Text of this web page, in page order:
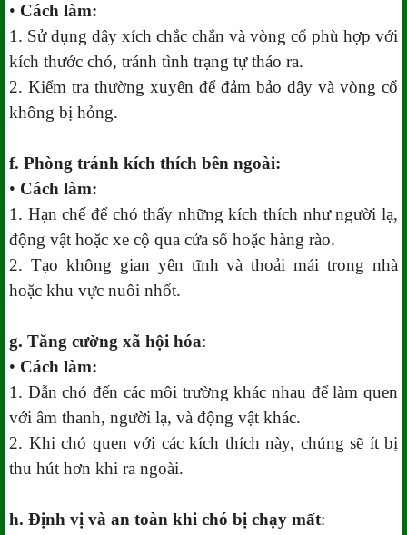
• Cách làm:
1. Sử dụng dây xích chắc chắn và vòng cổ phù hợp với
kích thước chó, tránh tình trạng tự tháo ra.
2. Kiểm tra thường xuyên để đảm bảo dây và vòng cổ
không bị hỏng.
f. Phòng tránh kích thích bên ngoài:
• Cách làm:
1. Hạn chế để chó thấy những kích thích như người lạ,
động vật hoặc xe cộ qua cửa sổ hoặc hàng rào.
2. Tạo không gian yên tĩnh và thoải mái trong nhà
hoặc khu vực nuôi nhốt.
g. Tăng cường xã hội hóa:
• Cách làm:
1. Dẫn chó đến các môi trường khác nhau để làm quen
với âm thanh, người lạ, và động vật khác.
2. Khi chó quen với các kích thích này, chúng sẽ ít bị
thu hút hơn khi ra ngoài.
h. Định vị và an toàn khi chó bị chạy mất: